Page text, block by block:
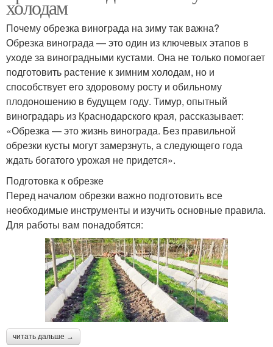
холодам
Почему обрезка винограда на зиму так важна?
Обрезка винограда — это один из ключевых этапов в
уходе за виноградными кустами. Она не только помогает
подготовить растение к зимним холодам, но и
способствует его здоровому росту и обильному
плодоношению в будущем году. Тимур, опытный
виноградарь из Краснодарского края, рассказывает:
«Обрезка — это жизнь винограда. Без правильной
обрезки кусты могут замерзнуть, а следующего года
ждать богатого урожая не придется».
Подготовка к обрезке
Перед началом обрезки важно подготовить все
необходимые инструменты и изучить основные правила.
Для работы вам понадобятся:
читать дальше →